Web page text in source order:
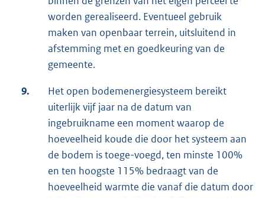
worden gerealiseerd. Eventueel gebruik
maken van openbaar terrein, uitsluitend in
afstemming met en goedkeuring van de
gemeente.
9.
Het open bodemenergiesysteem bereikt
uiterlijk vijf jaar na de datum van
ingebruikname een moment waarop de
hoeveelheid koude die door het systeem aan
de bodem is toege-voegd, ten minste 100%
en ten hoogste 115% bedraagt van de
hoeveelheid warmte die vanaf die datum door